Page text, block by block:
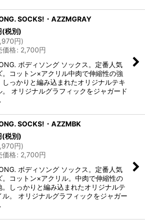
SOCKS!・AZZMGRAY
(税別)
円)
価格: 2,700円
ボディソング ソックス。定番人気
。コットン×アクリル中肉で伸縮性の強
しっかりと編み込まれたオリジナルテキ
。 オリジナルグラフィックをジャガード
SOCKS!・AZZMBK
(税別)
円)
価格: 2,700円
ボディソング ソックス。定番人気
。コットン×アクリル。中肉で伸縮性の
。しっかりと編み込まれたオリジナルテ
ル。 オリジナルグラフィックをジャガー